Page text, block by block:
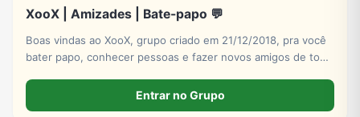
XooX | Amizades | Bate-papo 💬
Boas vindas ao XooX, grupo criado em 21/12/2018, pra você
bater papo, conhecer pessoas e fazer novos amigos de todo
Entrar no Grupo